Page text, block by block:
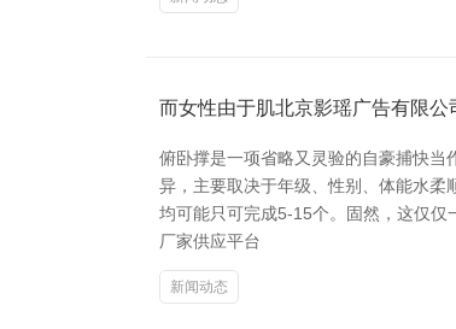
而女性由于肌北京影瑶广告有限公
俯卧撑是一项省略又灵验的自豪捕快当
异，主要取决于年级、性别、体能水
均可能只可完成5-15个。固然，这仅仅
厂家供应平台
新闻动态